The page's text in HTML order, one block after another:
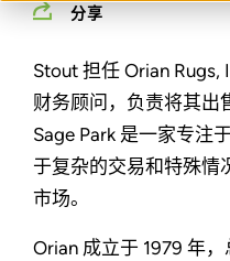
分享
Stout 担任 Orian Rugs,
财务顾问，负责将其出
Sage Park 是一家专注
于复杂的交易和特殊情
市场。
Orian 成立于 1979 年